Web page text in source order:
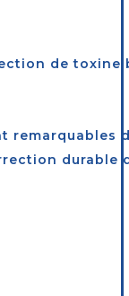
de toxine
remarquables
durable